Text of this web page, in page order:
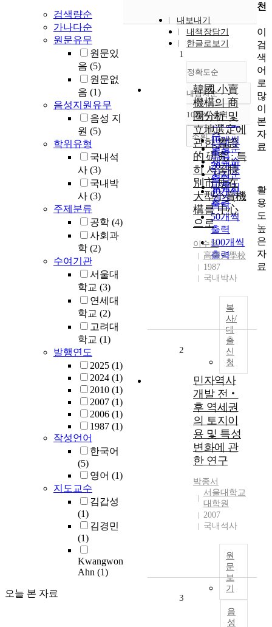
검색량순
가나다순
원문유무
원문있
음 (5)
원문없
음 (1)
음성지원유무
음성 지
원 (5)
학위유형
국내석
사 (3)
국내박
사 (3)
주제분류
공학 (4)
사회과
학 (2)
수여기관
서울대
학교 (3)
연세대
학교 (2)
고려대
학교 (1)
발행연도
2025 (1)
2024 (1)
2010 (1)
2007 (1)
2006 (1)
1987 (1)
작성언어
한국어
(5)
영어 (1)
지도교수
김갑성
(1)
김경민
(1)
Kwangwon
Ahn (1)
오늘 본 자료
내보내기
내책장담기
한글로보기
정확도순
정확도
순
인기도
순
연도순
제목순
저자순
발행기
관순
내림차순
내림차순
10개씩 출력
10개씩
출력
20개씩
출력
30개씩
출력
50개씩
출력
100개씩
출력
조회
1
韓國 小賣
機構의 商
圈分析 및
立地選定에
관한 實證
的 硏究 : 특
히 서울特
別市 所在
大型小賣機
構를 中心
으로
이수동
高麗大學校
1987
국내박사
복
사/
대
출
신
청
2
민자역사
개발 전‧
후 역세권
의 토지이
용 및 특성
변화에 관
한 연구
박종서
서울대학교
대학원
2007
국내석사
원
문
보
기
음
성
3
천
이
검
색
어
로
많
이
본
자
료
활
용
도
높
은
자
료